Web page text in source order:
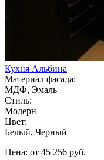
Кухня Альбина
Материал фасада:
МДФ, Эмаль
Стиль:
Модерн
Цвет:
Белый, Черный
Цена: от 45 256 руб.